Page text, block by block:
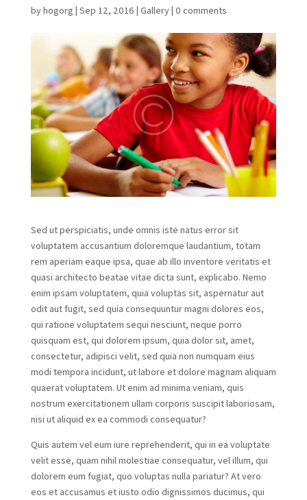
byhogorg | Sep 12, 2016 | Gallery| 0 comments
Sed ut perspiciatis, unde omnis iste natus error sit
voluptatem accusantium doloremque laudantium, totam
rem aperiam eaque ipsa, quae ab illo inventore veritatis et
quasi architecto beatae vitae dicta sunt, explicabo. Nemo
enim ipsam voluptatem, quia voluptas sit, aspernatur aut
odit aut fugit, sed quia consequuntur magni dolores eos,
qui ratione voluptatem sequi nesciunt, neque porro
quisquam est, qui dolorem ipsum, quia dolor sit, amet,
consectetur, adipisci velit, sed quia non numquam eius
modi tempora incidunt, ut labore et dolore magnam aliquam
quaerat voluptatem. Ut enim ad minima veniam, quis
nostrum exercitationem ullam corporis suscipit laboriosam,
nisi ut aliquid ex ea commodi consequatur?
Quis autem vel eum iure reprehenderit, qui in ea voluptate
velit esse, quam nihil molestiae consequatur, vel illum, qui
dolorem eum fugiat, quo voluptas nulla pariatur? At vero
eos et accusamus et iusto odio dignissimos ducimus, qui